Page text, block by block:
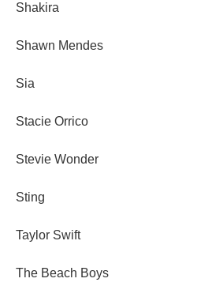
Shakira
Shawn Mendes
Sia
Stacie Orrico
Stevie Wonder
Sting
Taylor Swift
The Beach Boys